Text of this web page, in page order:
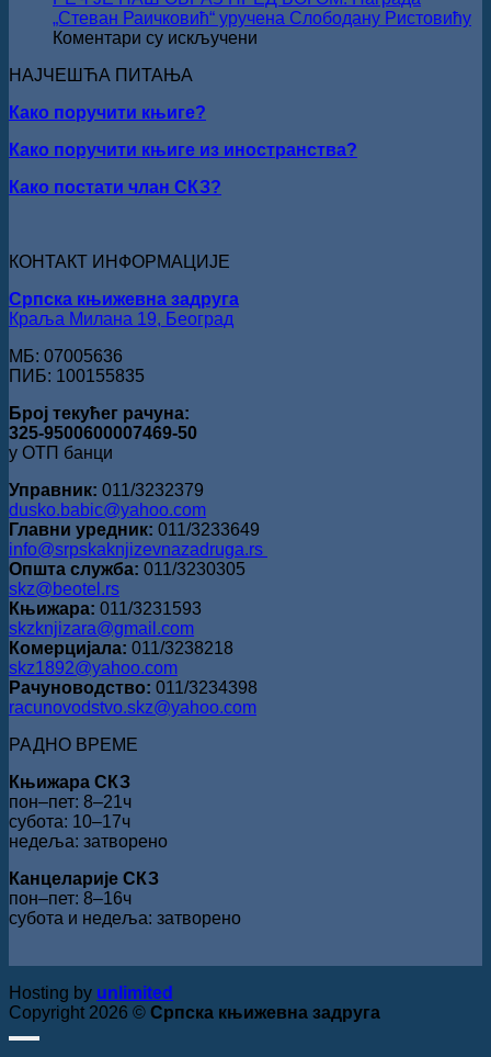
Стефан
Кирилов
поезију
„Стеван Раичковић“ уручена Слободану Ристовићу
Коментари су искључени
БОГОМ:
НАЈЧЕШЋА ПИТАЊА
Како поручити књиге?
Како поручити књиге из иностранства?
Како постати члан СКЗ?
КОНТАКТ ИНФОРМАЦИЈЕ
Српска књижевна задруга
Краља Милана 19, Београд
МБ: 07005636
ПИБ: 100155835
Број текућег рачуна:
325-9500600007469-50
у ОТП банци
Управник: 011/3232379
dusko.babic@yahoo.com
Главни уредник: 011/3233649
info@srpskaknjizevnazadruga.rs
Општа служба: 011/3230305
skz@beotel.rs
Књижара: 011/3231593
skzknjizara@gmail.com
Комерцијала: 011/3238218
skz1892@yahoo.com
Рачуноводство: 011/3234398
racunovodstvo.skz@yahoo.com
РАДНО ВРЕМЕ
Књижара СКЗ
пон‒пет: 8‒21ч
субота: 10‒17ч
недеља: затворено
Канцеларије СКЗ
пон‒пет: 8‒16ч
субота и недеља: затворено
Hosting by unlimited
Copyright 2026 © Српска књижевна задруга